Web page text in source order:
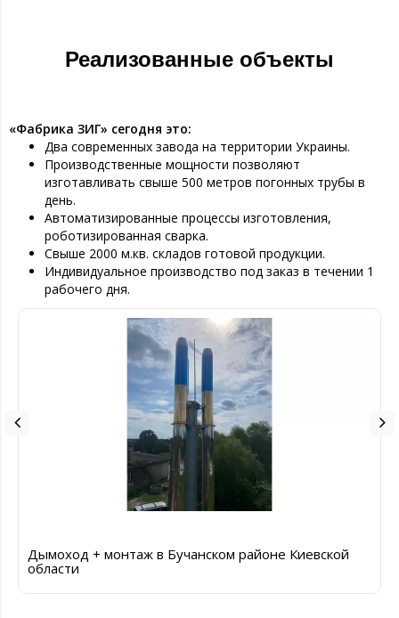
Реализованные объекты
«Фабрика ЗИГ» сегодня это:
Два современных завода на территории Украины.
Производственные мощности позволяют
изготавливать свыше 500 метров погонных трубы в
день.
Автоматизированные процессы изготовления,
роботизированная сварка.
Свыше 2000 м.кв. складов готовой продукции.
Индивидуальное производство под заказ в течении 1
рабочего дня.
Дымоход + монтаж в Бучанском районе Киевской
области